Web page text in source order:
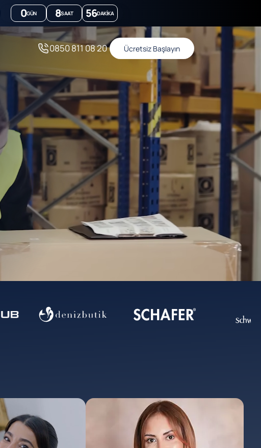
0GÜN 8SAAT 56DAKIKA
0850 811 08 20 Ücretsiz Başlayın